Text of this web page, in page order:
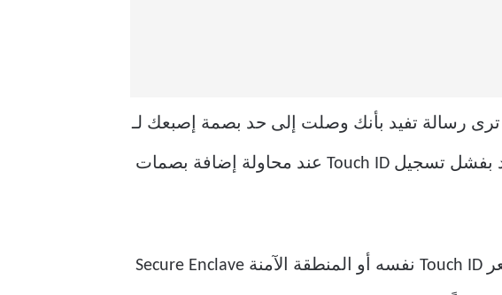
رسالة تفيد بأنك وصلت إلى حد بصمة إصبعك لـ
Touch ID ، حتى لو لم تقم بإضافة أي منها على الإطلاق. قد ترى أيضًا رسالة تفيد بفشل تسجيل Touch ID عند محاولة إضافة بصمات
يمكن أن تحدث هذه المشكلات لعدة أسباب ، ولكنها عادةً ما تتضمن إما مستشعر Touch ID نفسه أو المنطقة الآمنة Secure Enclave